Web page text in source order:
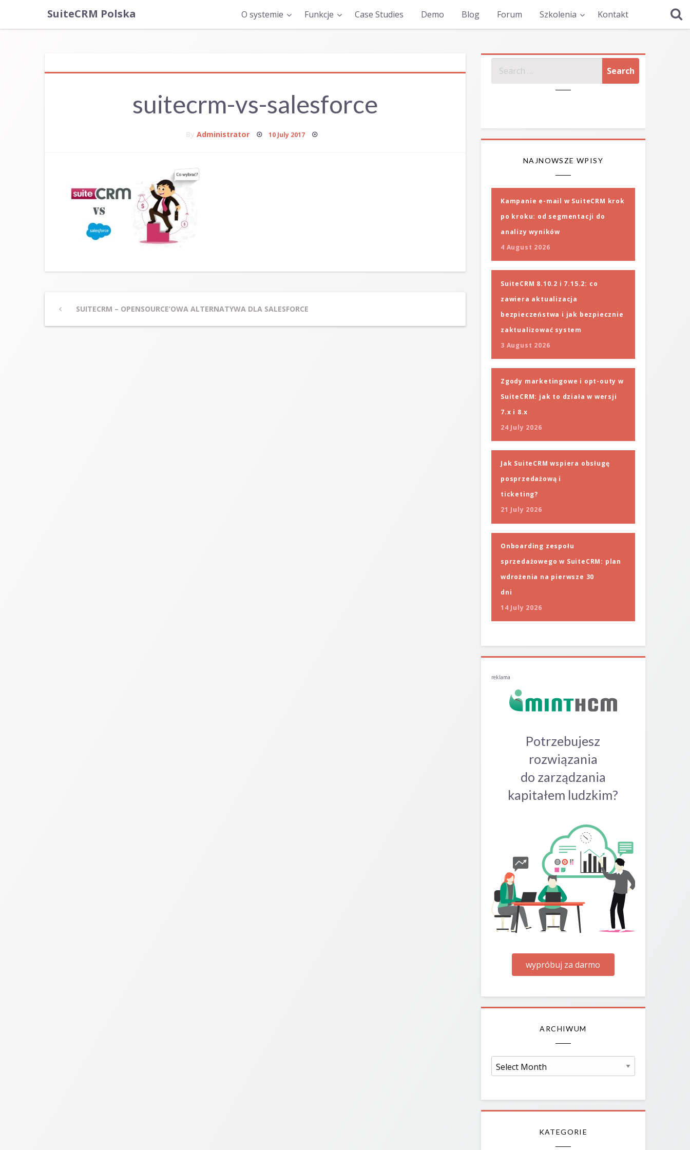
SuiteCRM Polska O systemie Funkcje Case Studies Demo Blog Forum Szkolenia Kontakt
suitecrm-vs-salesforce
ByAdministrator Posted
on
10 July 2017
Post
navigation
PreviousSUITECRM – OPENSOURCE’OWA ALTERNATYWA DLA SALESFORCE
NAJNOWSZE WPISY
Kampanie e-mail w SuiteCRM krok
po kroku: od segmentacji do
analizy wyników
4 August 2026
SuiteCRM 8.10.2 i 7.15.2: co
zawiera aktualizacja
bezpieczeństwa i jak bezpiecznie
zaktualizować system
3 August 2026
Zgody marketingowe i opt-outy w
SuiteCRM: jak to działa w wersji
7.x i 8.x
24 July 2026
Jak SuiteCRM wspiera obsługę
posprzedażową i
ticketing?
21 July 2026
Onboarding zespołu
sprzedażowego w SuiteCRM: plan
wdrożenia na pierwsze 30
dni
14 July 2026
reklama
Potrzebujesz
rozwiązania
do zarządzania
kapitałem ludzkim?
wypróbuj za darmo
ARCHIWUM
Archiwum
KATEGORIE